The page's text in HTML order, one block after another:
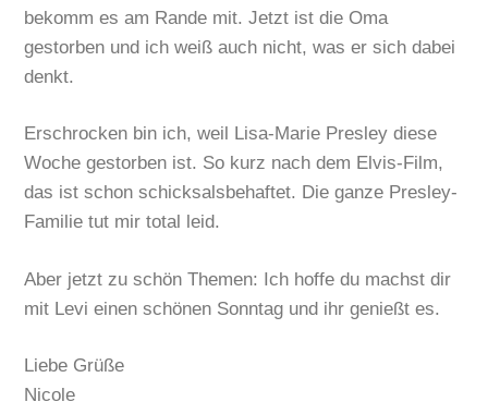
bekomm es am Rande mit. Jetzt ist die Oma
gestorben und ich weiß auch nicht, was er sich dabei
denkt.
Erschrocken bin ich, weil Lisa-Marie Presley diese
Woche gestorben ist. So kurz nach dem Elvis-Film,
das ist schon schicksalsbehaftet. Die ganze Presley-
Familie tut mir total leid.
Aber jetzt zu schön Themen: Ich hoffe du machst dir
mit Levi einen schönen Sonntag und ihr genießt es.
Liebe Grüße
Nicole